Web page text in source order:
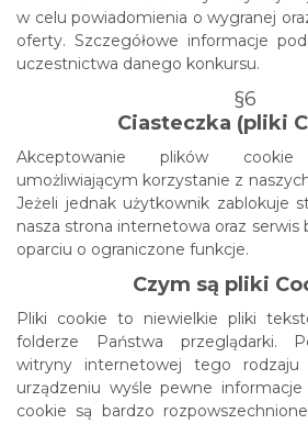
w celu powiadomienia o wygranej
oferty. Szczegółowe informacje
uczestnictwa danego konkursu.
§6
Ciasteczka (pliki
Akceptowanie plików
umożliwiającym korzystanie z
Jeżeli jednak użytkownik zablokuje
nasza strona internetowa oraz serwis
oparciu o ograniczone funkcje.
Czym są pliki
Pliki cookie to niewielkie pliki
folderze Państwa przeglądarki.
witryny internetowej tego
urządzeniu wyśle pewne
cookie są bardzo